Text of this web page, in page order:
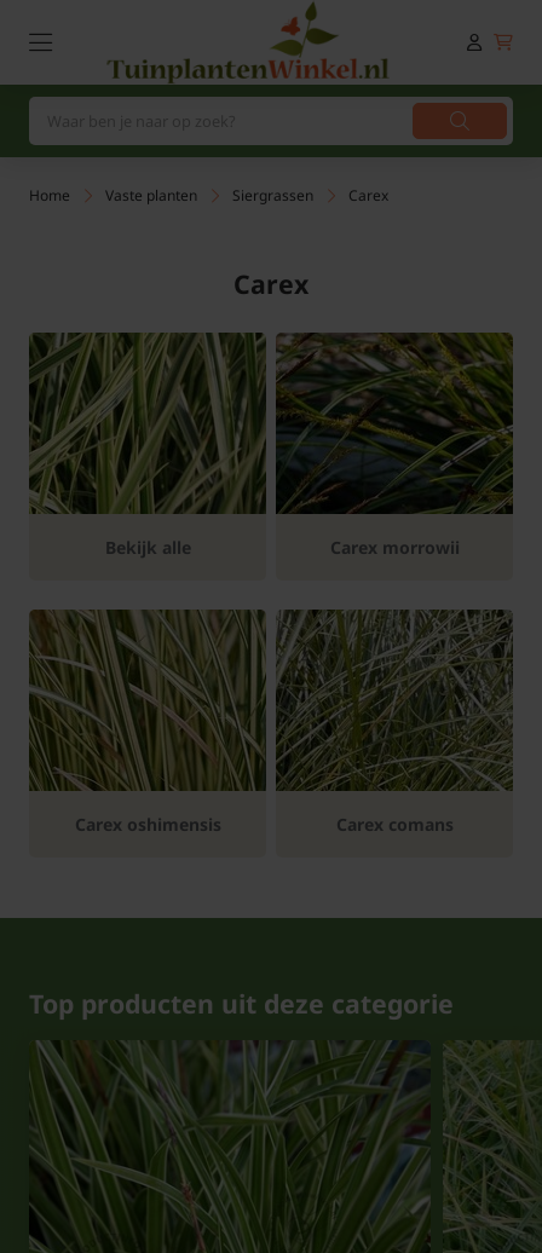
Home Vaste planten Siergrassen Carex
Carex
Bekijk alle Carex morrowii
Carex oshimensis Carex comans
Top producten uit deze categorie